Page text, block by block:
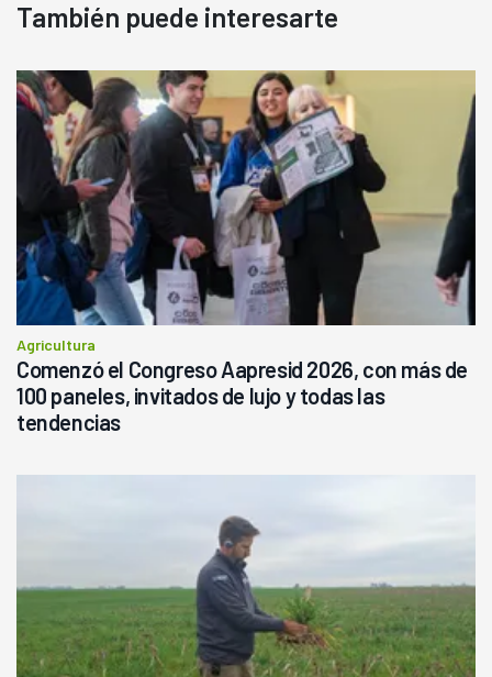
También puede interesarte
Agricultura
Comenzó el Congreso Aapresid 2026, con más de
100 paneles, invitados de lujo y todas las
tendencias